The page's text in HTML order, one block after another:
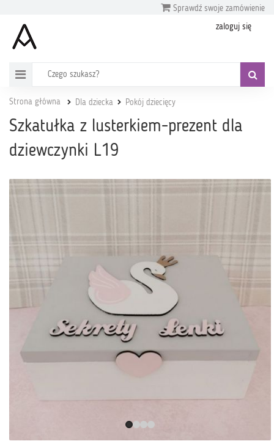
Sprawdź swoje zamówienie
zaloguj się
Strona główna Dla dziecka Pokój dziecięcy
Szkatułka z lusterkiem-prezent dla
dziewczynki L19